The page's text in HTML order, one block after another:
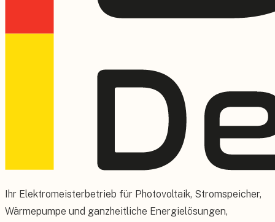
Ihr Elektromeisterbetrieb für Photovoltaik, Stromspeicher,
Wärmepumpe und ganzheitliche Energielösungen,